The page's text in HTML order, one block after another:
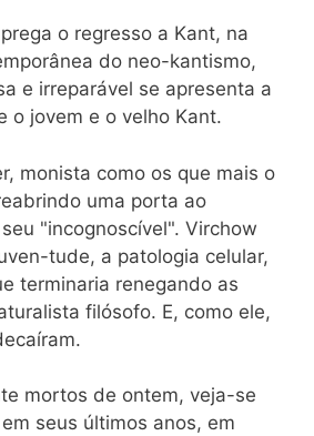
o regresso a Kant, na
do neo-kantismo,
e irreparável se apresenta a
o jovem e o velho Kant.
monista como os que mais o
uma porta ao
"incognoscível". Virchow
tude, a patologia celular,
terminaria renegando as
filósofo. E, como ele,
mortos de ontem, veja-se
seus últimos anos, em